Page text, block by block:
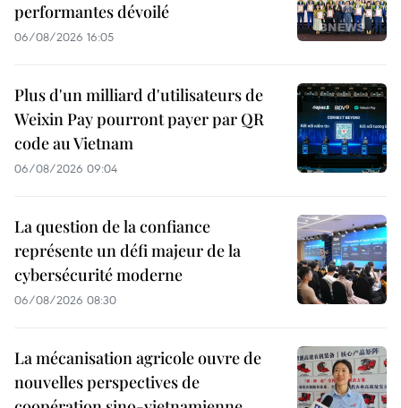
performantes dévoilé
06/08/2026 16:05
Plus d'un milliard d'utilisateurs de
Weixin Pay pourront payer par QR
code au Vietnam
06/08/2026 09:04
La question de la confiance
représente un défi majeur de la
cybersécurité moderne
06/08/2026 08:30
La mécanisation agricole ouvre de
nouvelles perspectives de